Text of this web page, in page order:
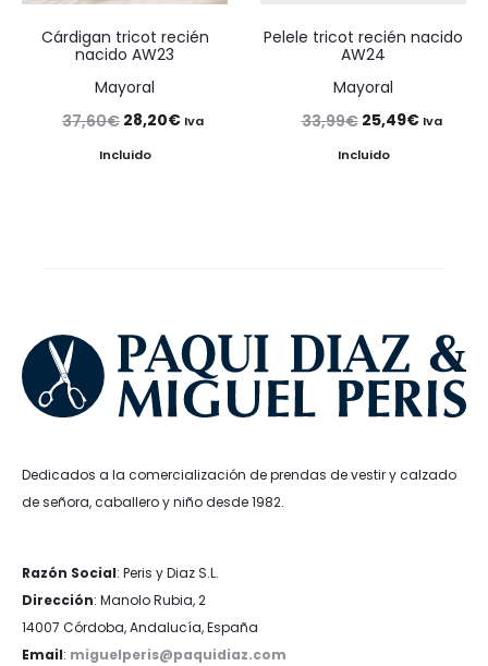
Cárdigan tricot recién
nacido AW23
Mayoral
37,60€ El
precio
28,20€ElIva
Incluido
Pelele tricot recién nacido
AW24
Mayoral
33,99€ El
precio
25,49€ElIva
Incluido
Dedicados a la comercialización de prendas de vestir y calzado
de señora, caballero y niño desde 1982.
Razón Social: Peris y Diaz S.L.
Dirección: Manolo Rubia, 2
14007 Córdoba, Andalucía, España
Email: miguelperis@paquidiaz.com